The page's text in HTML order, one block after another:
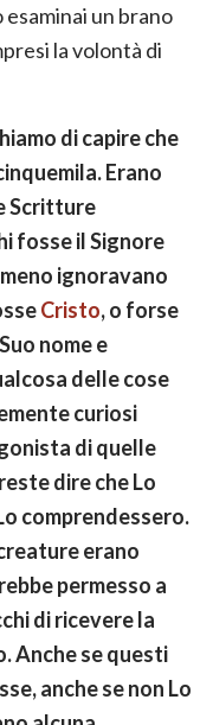
un brano
la volontà di
di capire che
Erano
Scritture
fosse il Signore
ignoravano
Cristo, o forse
nome e
delle cose
curiosi
di quelle
dire che Lo
comprendessero.
erano
permesso a
di ricevere la
Anche se questi
anche se non Lo